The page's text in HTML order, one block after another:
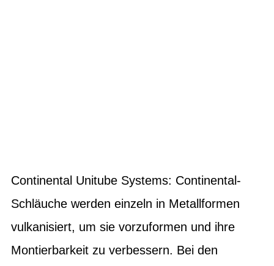
Continental Unitube Systems: Continental-
Schläuche werden einzeln in Metallformen
vulkanisiert, um sie vorzuformen und ihre
Montierbarkeit zu verbessern. Bei den